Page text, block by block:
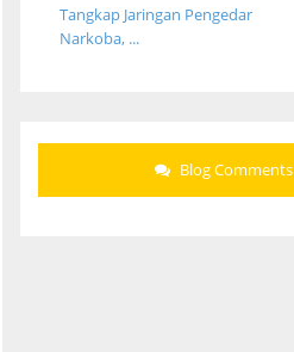
Tangkap Jaringan Pengedar
Narkoba, ...
Blog Comments